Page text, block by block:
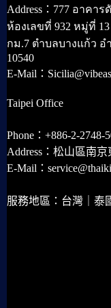
Address：777 อาคา
ห้องเลขที่ 932 หมู่ที่
กม.7 ตำบลบางแก้ว อ
10540
E-Mail：
Taipei Office
Phone：+886-2-2748-
Address：松山區南
E-Mail：
服務地區：台灣｜泰